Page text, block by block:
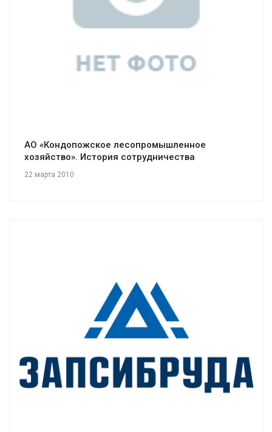
Смотреть проект
АО «Кондопожское лесопромышленное
хозяйство». История сотрудничества
22 марта 2010
Смотреть проект